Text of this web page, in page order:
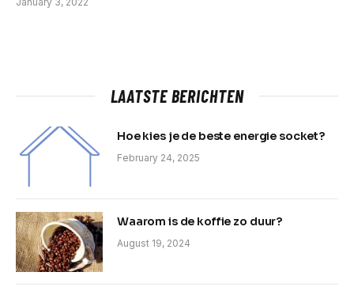
LAATSTE BERICHTEN
Hoe kies je de beste energie socket?
February 24, 2025
Waarom is de koffie zo duur?
August 19, 2024